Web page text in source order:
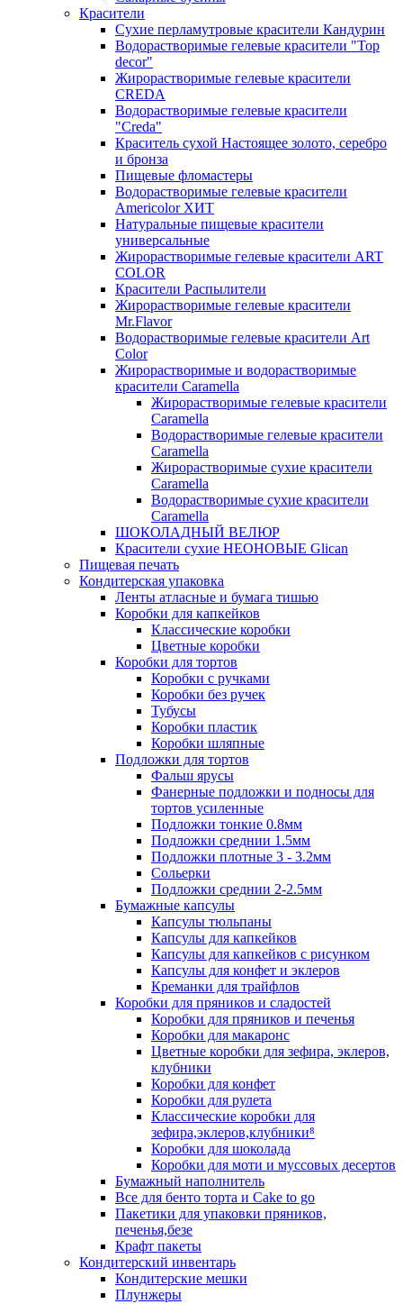
Красители
Сухие перламутровые красители Кандурин
Водорастворимые гелевые красители "Top
decor"
Жирорастворимые гелевые красители
CREDA
Водорастворимые гелевые красители
"Creda"
Краситель сухой Настоящее золото, серебро
и бронза
Пищевые фломастеры
Водорастворимые гелевые красители
Americolor ХИТ
Натуральные пищевые красители
универсальные
Жирорастворимые гелевые красители ART
COLOR
Красители Распылители
Жирорастворимые гелевые красители
Mr.Flavor
Водорастворимые гелевые красители Art
Color
Жирорастворимые и водорастворимые
красители Caramella
Жирорастворимые гелевые красители
Caramella
Водорастворимые гелевые красители
Caramella
Жирорастворимые сухие красители
Caramella
Водорастворимые сухие красители
Caramella
ШОКОЛАДНЫЙ ВЕЛЮР
Красители сухие НЕОНОВЫЕ Glican
Пищевая печать
Кондитерская упаковка
Ленты атласные и бумага тишью
Коробки для капкейков
Классические коробки
Цветные коробки
Коробки для тортов
Коробки с ручками
Коробки без ручек
Тубусы
Коробки пластик
Коробки шляпные
Подложки для тортов
Фальш ярусы
Фанерные подложки и подносы для
тортов усиленные
Подложки тонкие 0.8мм
Подложки среднии 1.5мм
Подложки плотные 3 - 3.2мм
Сольерки
Подложки среднии 2-2.5мм
Бумажные капсулы
Капсулы тюльпаны
Капсулы для капкейков
Капсулы для капкейков с рисунком
Капсулы для конфет и эклеров
Креманки для трайфлов
Коробки для пряников и сладостей
Коробки для пряников и печенья
Коробки для макаронс
Цветные коробки для зефира, эклеров,
клубники
Коробки для конфет
Коробки для рулета
Классические коробки для
зефира,эклеров,клубники⁸
Коробки для шоколада
Коробки для моти и муссовых десертов
Бумажный наполнитель
Все для бенто торта и Cake to go
Пакетики для упаковки пряников,
печенья,безе
Крафт пакеты
Кондитерский инвентарь
Кондитерские мешки
Плунжеры